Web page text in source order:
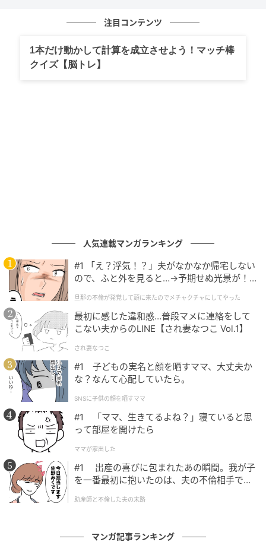
注目コンテンツ
1本だけ動かして計算を成立させよう！マッチ棒
クイズ【脳トレ】
人気連載マンガランキング
#1 「え？浮気！？」夫がなかなか帰宅しない
ので、ふと外を見ると…→予期せぬ光景が！
クチャにしてやった
旦那の不倫が発覚して頭に来たのでメチャクチャにしてやった
最初に感じた違和感…普段マメに連絡をして
こない夫からのLINE【され妻なつこ Vol.1】
され妻なつこ
#1 子どもの実名と顔を晒すママ、大丈夫か
な？なんて心配していたら。
SNSに子供の顔を晒すママ
#1 「ママ、生きてるよね？」寝ていると思
って部屋を開けたら
ママが家出した
#1 出産の喜びに包まれたあの瞬間。我が子
を一番最初に抱いたのは、夫の不倫相手でし
助産師と不倫した夫の末路
マンガ記事ランキング